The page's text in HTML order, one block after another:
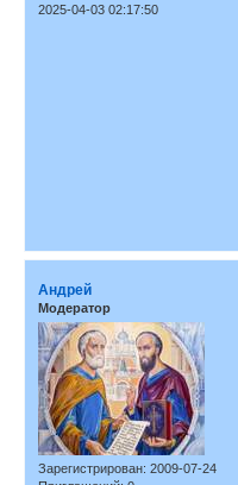
2025-04-03 02:17:50
Андрей
Модератор
Зарегистрирован: 2009-07-24